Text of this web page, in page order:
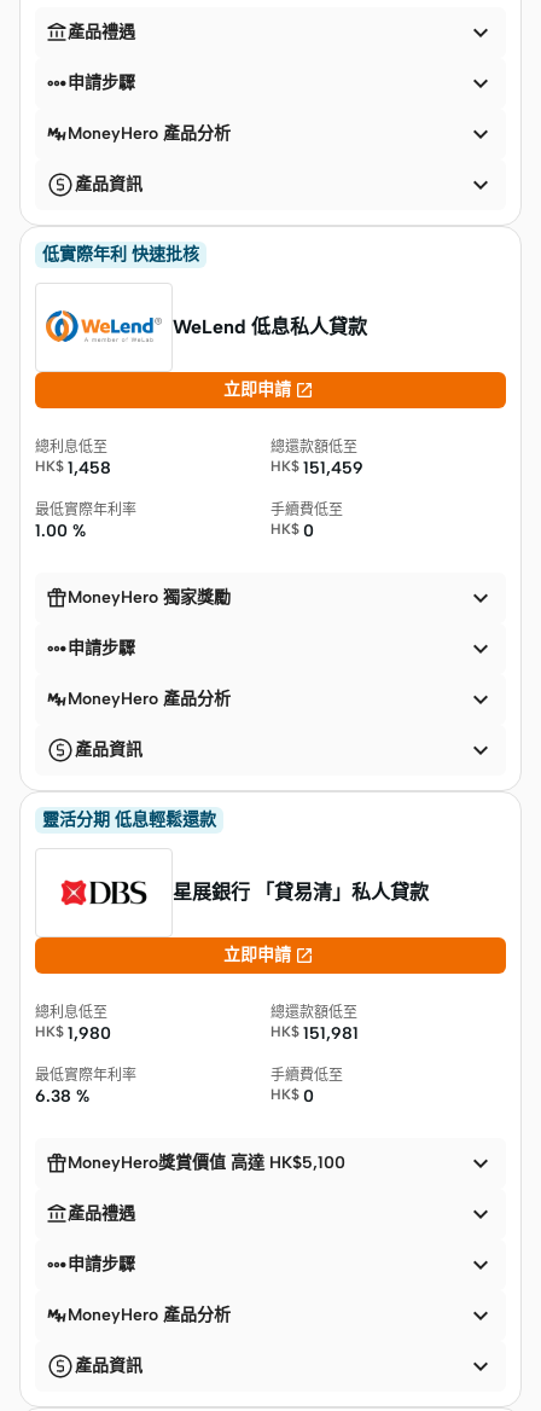
產品禮遇 
申請步驟 
MoneyHero 產品分析 
產品資訊 
低實際年利 快速批核
WeLend 低息私人貸款
立即申請 
總利息低至
HK$ 1,458
總還款額低至
HK$ 151,459
最低實際年利率
1.00 %
手續費低至
HK$ 0
MoneyHero 獨家獎勵 
申請步驟 
MoneyHero 產品分析 
產品資訊 
靈活分期 低息輕鬆還款
星展銀行 「貸易清」私人貸款
立即申請 
總利息低至
HK$ 1,980
總還款額低至
HK$ 151,981
最低實際年利率
6.38 %
手續費低至
HK$ 0
MoneyHero獎賞價值 高達 HK$5,100 
產品禮遇 
申請步驟 
MoneyHero 產品分析 
產品資訊 